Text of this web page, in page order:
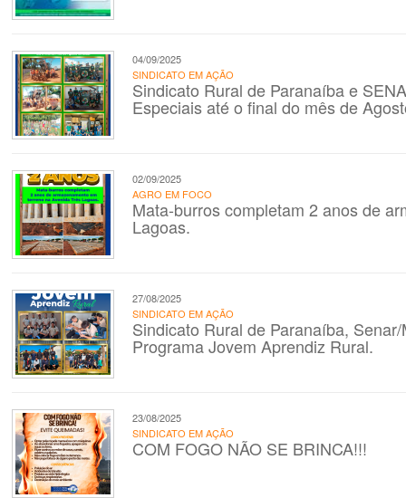
04/09/2025
SINDICATO EM AÇÃO
Sindicato Rural de Paranaíba e
Especiais até o final do mês de
02/09/2025
AGRO EM FOCO
Mata-burros completam 2 anos de
Lagoas.
27/08/2025
SINDICATO EM AÇÃO
Sindicato Rural de Paranaíba,
Programa Jovem Aprendiz Rural.
23/08/2025
SINDICATO EM AÇÃO
COM FOGO NÃO SE BRINCA!!!